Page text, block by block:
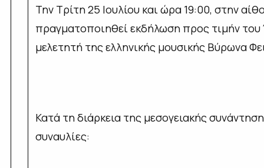
Την Τρίτη 25 Ιουλίου και ώρα 19:00, στην
πραγματοποιηθεί εκδήλωση προς τιμήν του
μελετητή της ελληνικής μουσικής Βύρωνα
Κατά τη διάρκεια της μεσογειακής
συναυλίες: